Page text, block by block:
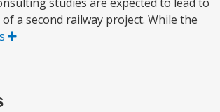
a second railway project. While the